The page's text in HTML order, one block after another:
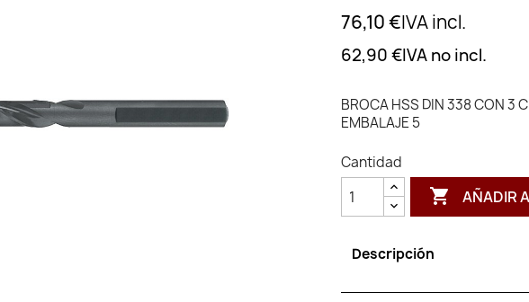
76,10 €IVA incl.
62,90 €IVA no incl.
BROCA HSS DIN 338 CON 3
EMBALAJE 5
Cantidad
 AÑADIR
Descripción